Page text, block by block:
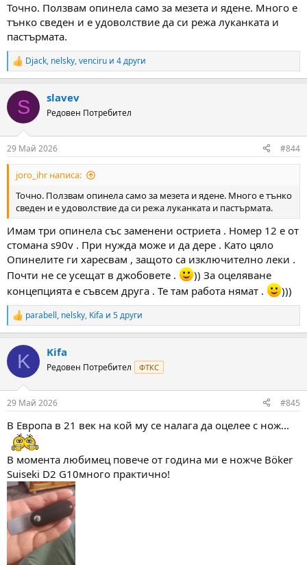
Точно. Ползвам опинела само за мезета и ядене. Много е
тънко сведен и е удоволствие да си режа луканката и
пастърмата.
R
e
c
i
s
:
Djack, nelsky,venciru и 4 други
S slavev
Редовен Потребител
29 Май 2026 #844
joro_ihr написа:
Точно. Ползвам опинела само за мезета и ядене. Много е тънко
сведен и е удоволствие да си режа луканката и пастърмата.
Имам три опинела със заменени остриета . Номер 12 е от
стомана s90v . При нужда може и да дере . Като цяло
Опинелите ги харесвам , защото са изключително леки .
Почти не се усещат в джобовете .
)) За оцеляване
концепцията е съвсем друга . Те там работа нямат .
)))
R
e
c
i
s
parabell, nelsky, Kifa и 5 други
K Kifa
Редовен Потребител ФТКС
29 Май 2026 #845
В Европа в 21 век на кой му се налага да оцелее с нож...
В момента любимец повече от година ми е ножче Böker
Suiseki D2 G10много практично!